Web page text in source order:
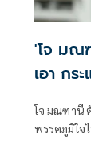
'โจ มณ
เอา กร
โจ มณฑานี
พรรคภูมิใจ